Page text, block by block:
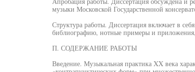
музыки Московской Государственной
Структура работы. Диссертация включает в
библиографию, нотные примеры и
П. СОДЕРЖАНИЕ РАБОТЫ
Введение. Музыкальная практика XX века